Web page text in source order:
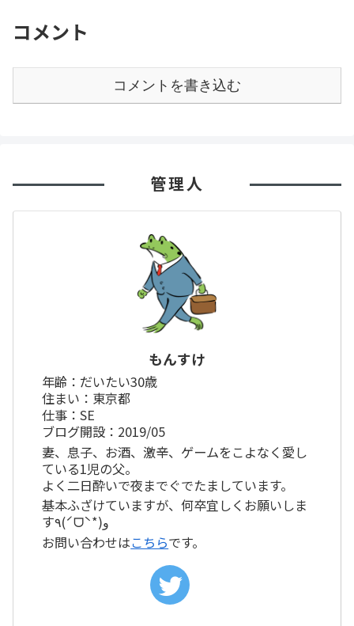
コメント
コメントを書き込む
管理人
もんすけ
年齢：だいたい30歳
住まい：東京都
仕事：SE
ブログ開設：2019/05
妻、息子、お酒、激辛、ゲームをこよなく愛し
ている1児の父。
よく二日酔いで夜までぐでたましています。
基本ふざけていますが、何卒宜しくお願いしま
す٩(ˊᗜˋ*)و
お問い合わせはこちらです。